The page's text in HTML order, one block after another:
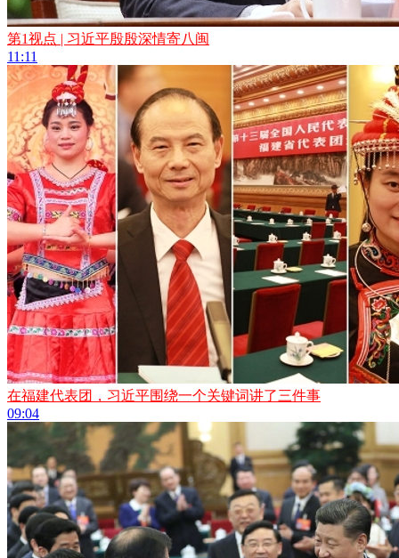
第1视点 | 习近平殷殷深情寄八闽
11:11
在福建代表团，习近平围绕一个关键词讲了三件事
09:04